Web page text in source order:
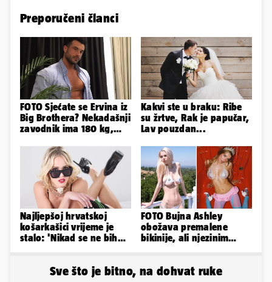
Preporučeni članci
FOTO Sjećate se Ervina iz
Big Brothera? Nekadašnji
zavodnik ima 180 kg,
Kakvi ste u braku: Ribe
su žrtve, Rak je papučar,
Lav pouzdan...
Najljepšoj hrvatskoj
košarkašici vrijeme je
stalo: 'Nikad se ne bih
FOTO Bujna Ashley
obožava premalene
bikinije, ali njezinim
Sve što je bitno, na dohvat ruke